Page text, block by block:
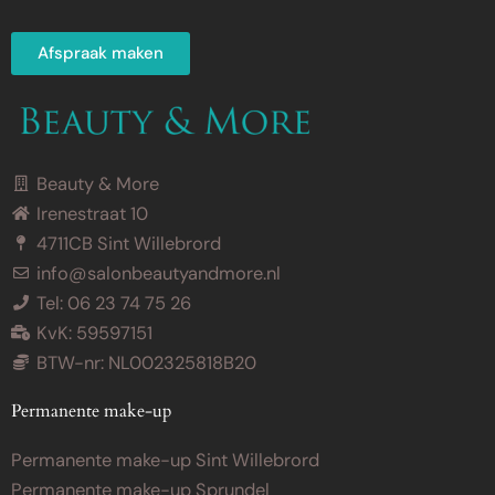
Afspraak maken
Beauty & More
Irenestraat 10
4711CB Sint Willebrord
info@salonbeautyandmore.nl
Tel: 06 23 74 75 26
KvK: 59597151
BTW-nr: NL002325818B20
Permanente make-up
Permanente make-up Sint Willebrord
Permanente make-up Sprundel